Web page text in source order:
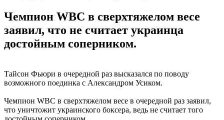
Чемпион WBC в сверхтяжелом весе
заявил, что не считает украинца
достойным соперником.
Тайсон Фьюри в очередной раз высказался по поводу
возможного поединка с Александром Усиком.
Чемпион WBC в сверхтяжелом весе в очередной раз заявил,
что уничтожит украинского боксера, ведь не считает того